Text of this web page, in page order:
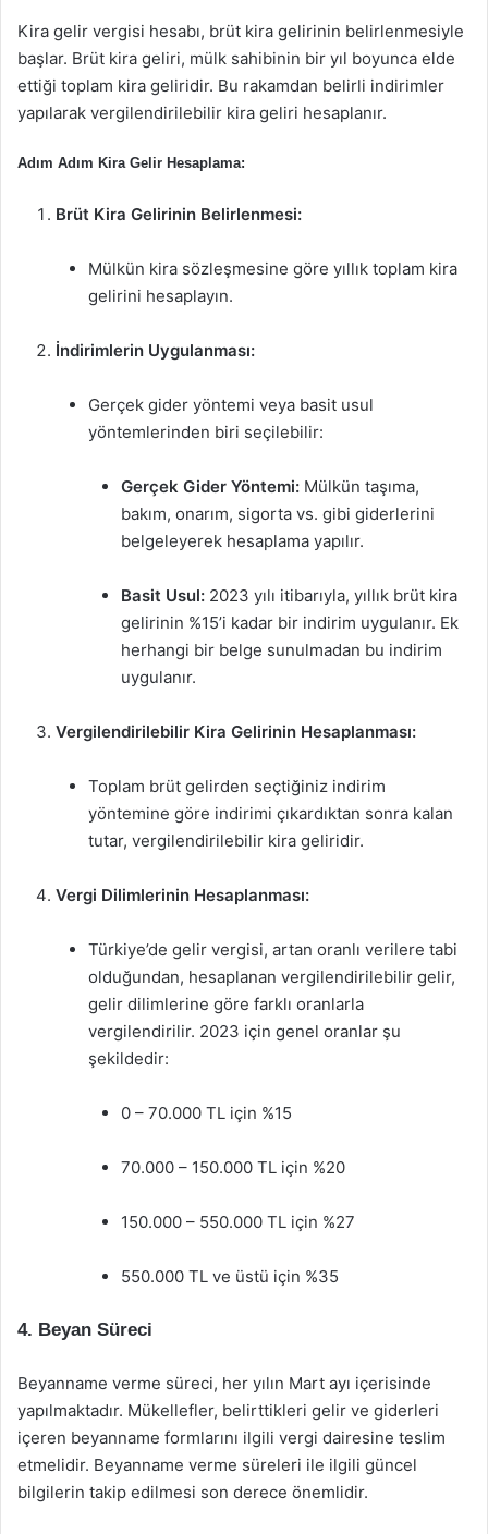
Kira gelir vergisi hesabı, brüt kira gelirinin belirlenmesiyle
başlar. Brüt kira geliri, mülk sahibinin bir yıl boyunca elde
ettiği toplam kira geliridir. Bu rakamdan belirli indirimler
yapılarak vergilendirilebilir kira geliri hesaplanır.
Adım Adım Kira Gelir Hesaplama:
Brüt Kira Gelirinin Belirlenmesi:
Mülkün kira sözleşmesine göre yıllık toplam kira
gelirini hesaplayın.
İndirimlerin Uygulanması:
Gerçek gider yöntemi veya basit usul
yöntemlerinden biri seçilebilir:
Gerçek Gider Yöntemi: Mülkün taşıma,
bakım, onarım, sigorta vs. gibi giderlerini
belgeleyerek hesaplama yapılır.
Basit Usul: 2023 yılı itibarıyla, yıllık brüt kira
gelirinin %15’i kadar bir indirim uygulanır. Ek
herhangi bir belge sunulmadan bu indirim
uygulanır.
Vergilendirilebilir Kira Gelirinin Hesaplanması:
Toplam brüt gelirden seçtiğiniz indirim
yöntemine göre indirimi çıkardıktan sonra kalan
tutar, vergilendirilebilir kira geliridir.
Vergi Dilimlerinin Hesaplanması:
Türkiye’de gelir vergisi, artan oranlı verilere tabi
olduğundan, hesaplanan vergilendirilebilir gelir,
gelir dilimlerine göre farklı oranlarla
vergilendirilir. 2023 için genel oranlar şu
şekildedir:
0 – 70.000 TL için %15
70.000 – 150.000 TL için %20
150.000 – 550.000 TL için %27
550.000 TL ve üstü için %35
4. Beyan Süreci
Beyanname verme süreci, her yılın Mart ayı içerisinde
yapılmaktadır. Mükellefler, belirttikleri gelir ve giderleri
içeren beyanname formlarını ilgili vergi dairesine teslim
etmelidir. Beyanname verme süreleri ile ilgili güncel
bilgilerin takip edilmesi son derece önemlidir.